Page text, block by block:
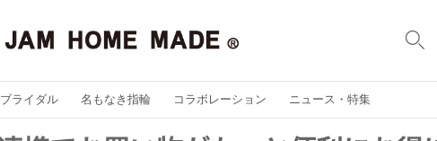
ブライダル 名もなき指輪 コラボレーション ニュース・特集